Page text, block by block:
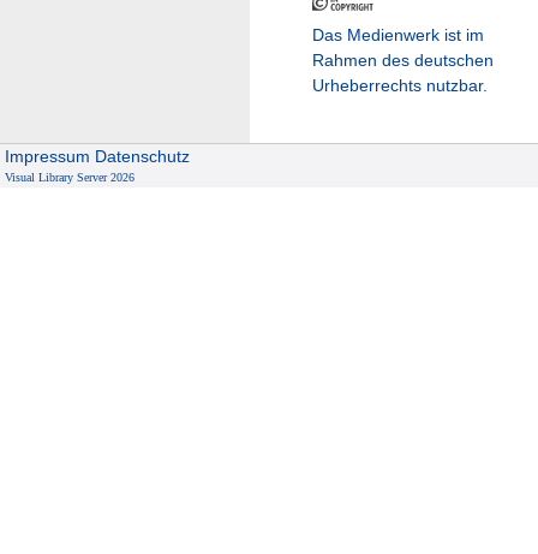
Das Medienwerk ist im
Rahmen des deutschen
Urheberrechts nutzbar.
Impressum Datenschutz
Visual Library Server 2026